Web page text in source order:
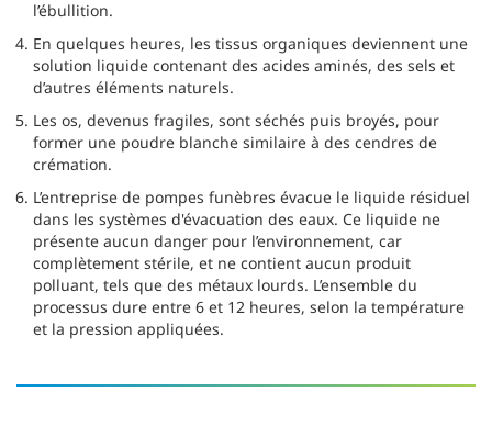
l’ébullition.
En quelques heures, les tissus organiques deviennent une
solution liquide contenant des acides aminés, des sels et
d’autres éléments naturels.
Les os, devenus fragiles, sont séchés puis broyés, pour
former une poudre blanche similaire à des cendres de
crémation.
L’entreprise de pompes funèbres évacue le liquide résiduel
dans les systèmes d'évacuation des eaux. Ce liquide ne
présente aucun danger pour l’environnement, car
complètement stérile, et ne contient aucun produit
polluant, tels que des métaux lourds. L’ensemble du
processus dure entre 6 et 12 heures, selon la température
et la pression appliquées.